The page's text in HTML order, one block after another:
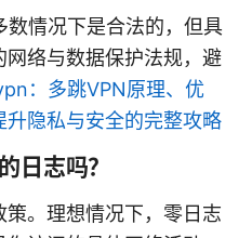
情况下是合法的，但具
络与数据保护法规，避
：多跳VPN原理、优
隐私与安全的完整攻略
日志吗？
。理想情况下，零日志